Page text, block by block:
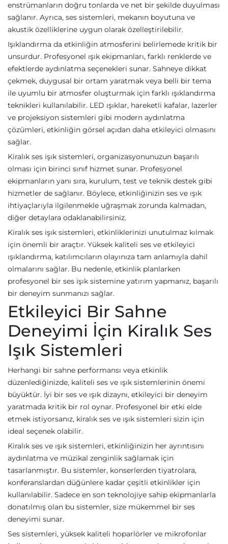
enstrümanların doğru tonlarda ve net bir şekilde duyulması
sağlanır. Ayrıca, ses sistemleri, mekanın boyutuna ve
akustik özelliklerine uygun olarak özelleştirilebilir.
Işıklandırma da etkinliğin atmosferini belirlemede kritik bir
unsurdur. Profesyonel ışık ekipmanları, farklı renklerde ve
efektlerde aydınlatma seçenekleri sunar. Sahneye dikkat
çekmek, duygusal bir ortam yaratmak veya belli bir tema
ile uyumlu bir atmosfer oluşturmak için farklı ışıklandırma
teknikleri kullanılabilir. LED ışıklar, hareketli kafalar, lazerler
ve projeksiyon sistemleri gibi modern aydınlatma
çözümleri, etkinliğin görsel açıdan daha etkileyici olmasını
sağlar.
Kiralık ses işık sistemleri, organizasyonunuzun başarılı
olması için birinci sınıf hizmet sunar. Profesyonel
ekipmanların yanı sıra, kurulum, test ve teknik destek gibi
hizmetler de sağlanır. Böylece, etkinliğinizin ses ve ışık
ihtiyaçlarıyla ilgilenmekle uğraşmak zorunda kalmadan,
diğer detaylara odaklanabilirsiniz.
Kiralık ses işık sistemleri, etkinliklerinizi unutulmaz kılmak
için önemli bir araçtır. Yüksek kaliteli ses ve etkileyici
ışıklandırma, katılımcıların olayınıza tam anlamıyla dahil
olmalarını sağlar. Bu nedenle, etkinlik planlarken
profesyonel bir ses işık sistemine yatırım yapmanız, başarılı
bir deneyim sunmanızı sağlar.
Etkileyici Bir Sahne
Deneyimi İçin Kiralık Ses
Işık Sistemleri
Herhangi bir sahne performansı veya etkinlik
düzenlediğinizde, kaliteli ses ve ışık sistemlerinin önemi
büyüktür. İyi bir ses ve ışık dizaynı, etkileyici bir deneyim
yaratmada kritik bir rol oynar. Profesyonel bir etki elde
etmek istiyorsanız, kiralık ses ve ışık sistemleri sizin için
ideal seçenek olabilir.
Kiralık ses ve ışık sistemleri, etkinliğinizin her ayrıntısını
aydınlatma ve müzikal zenginlik sağlamak için
tasarlanmıştır. Bu sistemler, konserlerden tiyatrolara,
konferanslardan düğünlere kadar çeşitli etkinlikler için
kullanılabilir. Sadece en son teknolojiye sahip ekipmanlarla
donatılmış olan bu sistemler, size mükemmel bir ses
deneyimi sunar.
Ses sistemleri, yüksek kaliteli hoparlörler ve mikrofonlar